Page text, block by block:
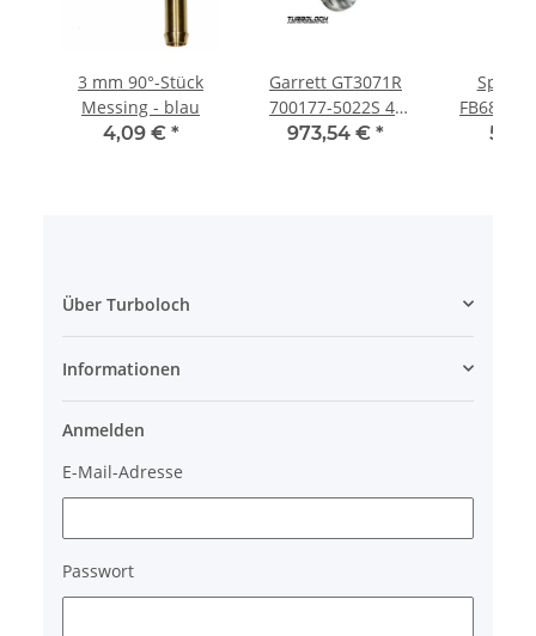
3 mm 90°-Stück
Messing - blau
4,09 € *
Garrett GT3071R
700177-5022S 4"
Einass / 1,8l - 3.0l /
973,54 € *
FB689/
MX-5
Über Turboloch
Informationen
Anmelden
E-Mail-Adresse
Passwort